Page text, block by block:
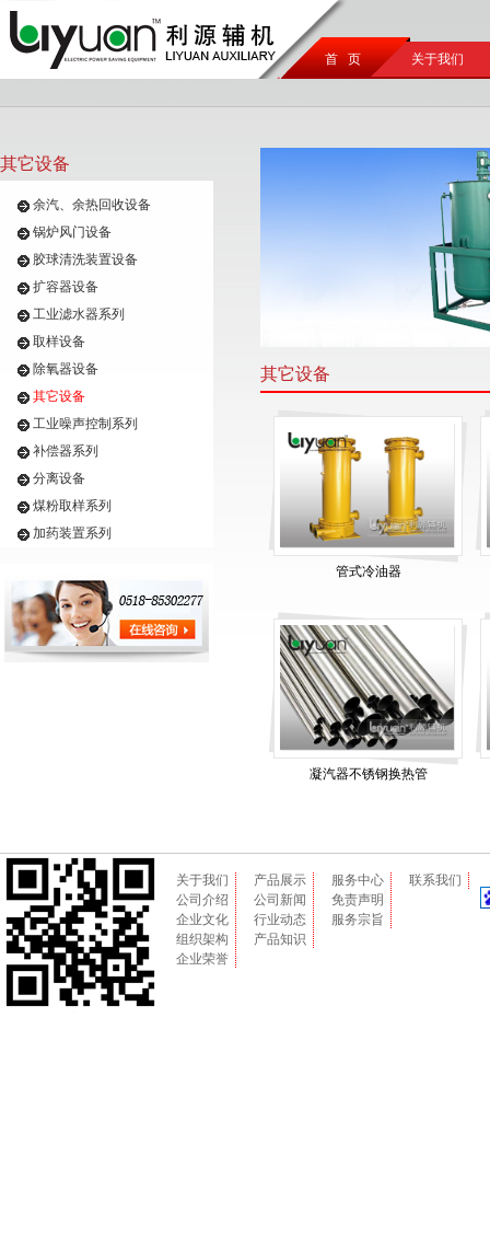
首 页 关于我们
其它设备
余汽、余热回收设备
锅炉风门设备
胶球清洗装置设备
扩容器设备
工业滤水器系列
取样设备
除氧器设备
其它设备
工业噪声控制系列
补偿器系列
分离设备
煤粉取样系列
加药装置系列
其它设备
管式冷油器
凝汽器不锈钢换热管
关于我们
公司介绍
企业文化
组织架构
企业荣誉
产品展示
公司新闻
行业动态
产品知识
服务中心
免责声明
服务宗旨
联系我们